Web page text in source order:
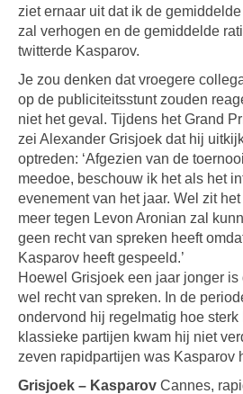
ziet ernaar uit dat ik de
zal verhogen en de gemiddelde
twitterde Kasparov.
Je zou denken dat vroegere
op de publiciteitsstunt zouden
niet het geval. Tijdens het Grand
zei Alexander Grisjoek dat hij
optreden: ‘Afgezien van de
meedoe, beschouw ik het als het
evenement van het jaar. Wel zit
meer tegen Levon Aronian zal
geen recht van spreken heeft
Kasparov heeft gespeeld.’
Hoewel Grisjoek een jaar jonger is
wel recht van spreken. In de
ondervond hij regelmatig hoe
klassieke partijen kwam hij niet
zeven rapidpartijen was Kasparov
Grisjoek – Kasparov Cannes,